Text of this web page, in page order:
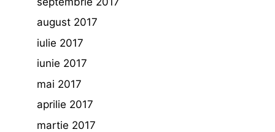
august 2017
iulie 2017
iunie 2017
mai 2017
aprilie 2017
martie 2017